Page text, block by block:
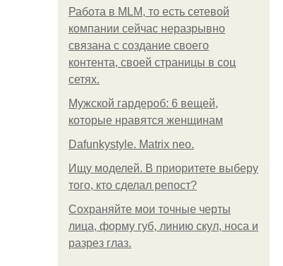
Работа в MLM, то есть сетевой
компании сейчас неразрывно
связана с создание своего
контента, своей страницы в соц
сетях.
Мужской гардероб: 6 вещей,
которые нравятся женщинам
Dafunkystyle. Matrix neo.
Ищу моделей. В приоритете выберу
того, кто сделал репост?
Сохраняйте мои точные черты
лица, форму губ, линию скул, носа и
разрез глаз.